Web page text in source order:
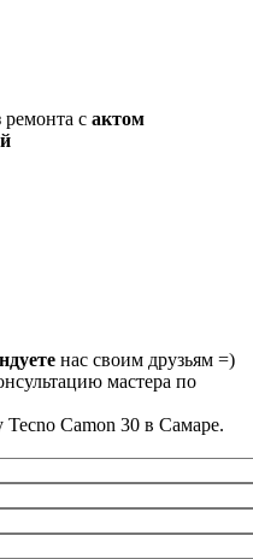
ремонта с актом
нас своим друзьям =)
мастера по
Tecno Camon 30 в Самаре.